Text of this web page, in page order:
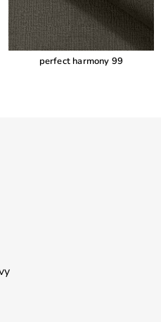
perfect harmony 99